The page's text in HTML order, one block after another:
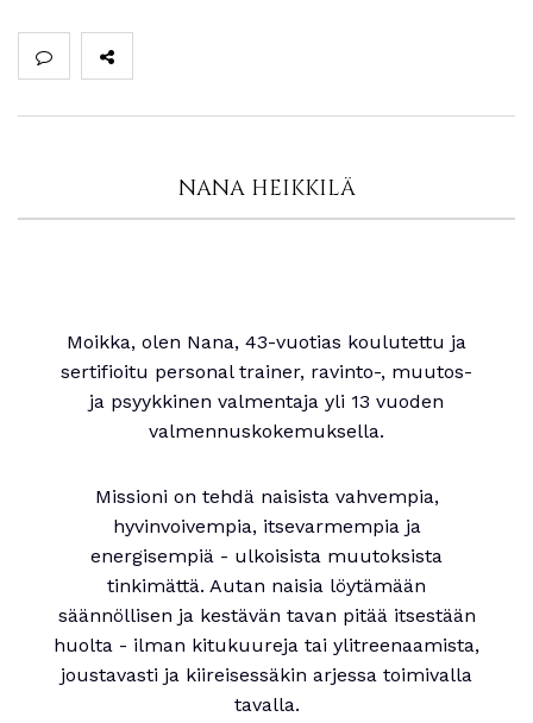
NANA HEIKKILÄ
Moikka, olen Nana, 43-vuotias koulutettu ja
sertifioitu personal trainer, ravinto-, muutos-
ja psyykkinen valmentaja yli 13 vuoden
valmennuskokemuksella.
Missioni on tehdä naisista vahvempia,
hyvinvoivempia, itsevarmempia ja
energisempiä - ulkoisista muutoksista
tinkimättä. Autan naisia löytämään
säännöllisen ja kestävän tavan pitää itsestään
huolta - ilman kitukuureja tai ylitreenaamista,
joustavasti ja kiireisessäkin arjessa toimivalla
tavalla.